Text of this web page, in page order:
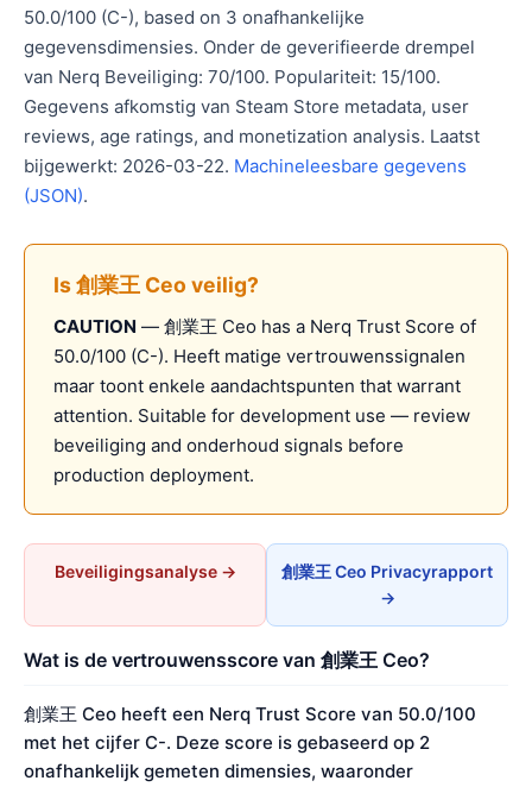
50.0/100 (C-), based on 3 onafhankelijke
gegevensdimensies. Onder de geverifieerde drempel
van Nerq Beveiliging: 70/100. Populariteit: 15/100.
Gegevens afkomstig van Steam Store metadata, user
reviews, age ratings, and monetization analysis. Laatst
bijgewerkt: 2026-03-22. Machineleesbare gegevens
(JSON).
Is 創業王 Ceo veilig?
CAUTION — 創業王 Ceo has a Nerq Trust Score of
50.0/100 (C-). Heeft matige vertrouwenssignalen
maar toont enkele aandachtspunten that warrant
attention. Suitable for development use — review
beveiliging and onderhoud signals before
production deployment.
Beveiligingsanalyse →
創業王 Ceo Privacyrapport
→
Wat is de vertrouwensscore van 創業王 Ceo?
創業王 Ceo heeft een Nerq Trust Score van 50.0/100
met het cijfer C-. Deze score is gebaseerd op 2
onafhankelijk gemeten dimensies, waaronder